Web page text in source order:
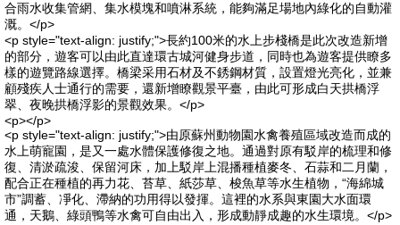
合雨水收集管網、集水模塊和噴淋系統，能夠滿足場地內綠化的自動灌
溉。</p>
<p style="text-align: justify;">長約100米的水上步棧橋是此次改造新增
的部分，遊客可以由此直達環古城河健身步道，同時也為遊客提供瞭多
樣的遊覽路線選擇。橋梁采用石材及不銹鋼材質，設置燈光亮化，並兼
顧殘疾人士通行的需要，還新增瞭觀景平臺，由此可形成白天拱橋浮
翠、夜晚拱橋浮影的景觀效果。</p>
<p></p>
<p style="text-align: justify;">由原蘇州動物園水禽養殖區域改造而成的
水上萌寵園，是又一處水體保護修復之地。通過對原有駁岸的梳理和修
復、清淤疏浚、保留河床，加上駁岸上混播種植麥冬、石蒜和二月蘭，
配合正在種植的再力花、苔草、紙莎草、梭魚草等水生植物，“海綿城
市”調蓄、凈化、滯納的功用得以發揮。這裡的水系與東園大水面環
通，天鵝、綠頭鴨等水禽可自由出入，形成動靜成趣的水生環境。</p>